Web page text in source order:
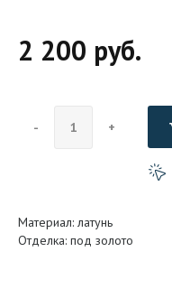
2 200 руб.
- +
Материал: латунь
Отделка: под золото